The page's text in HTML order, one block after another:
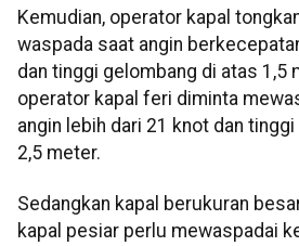
Kemudian, operator kapal
waspada saat angin
dan tinggi gelombang di atas 1,5
operator kapal feri diminta
angin lebih dari 21 knot dan
2,5 meter.
Sedangkan kapal berukuran
kapal pesiar perlu mewaspadai